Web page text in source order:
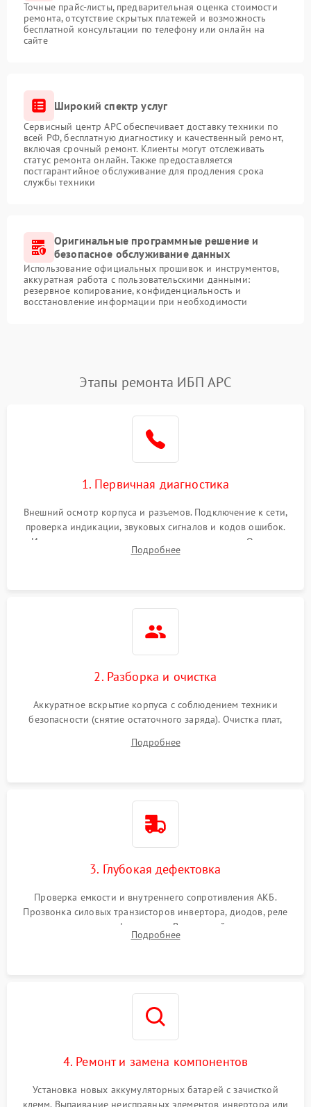
Точные прайс-листы, предварительная оценка стоимости
ремонта, отсутствие скрытых платежей и возможность
бесплатной консультации по телефону или онлайн на
сайте
Широкий спектр услуг
Сервисный центр APC обеспечивает доставку техники по
всей РФ, бесплатную диагностику и качественный ремонт,
включая срочный ремонт. Клиенты могут отслеживать
статус ремонта онлайн. Также предоставляется
постгарантийное обслуживание для продления срока
службы техники
Оригинальные программные решение и
безопасное обслуживание данных
Использование официальных прошивок и инструментов,
аккуратная работа с пользовательскими данными:
резервное копирование, конфиденциальность и
восстановление информации при необходимости
Этапы ремонта ИБП APC
1. Первичная диагностика
Внешний осмотр корпуса и разъемов. Подключение к сети,
проверка индикации, звуковых сигналов и кодов ошибок.
Измерение входного и выходного напряжения. Оценка
реакции ИБП на отключение основного питания без
Подробнее
2. Разборка и очистка
Аккуратное вскрытие корпуса с соблюдением техники
безопасности (снятие остаточного заряда). Очистка плат,
и кистей для предотвращения перегрева и замыканий.
Подробнее
3. Глубокая дефектовка
Проверка емкости и внутреннего сопротивления АКБ.
Прозвонка силовых транзисторов инвертора, диодов, реле
переключения и трансформатора. Визуальный поиск вздутых
конденсаторов и прогаров на печатной плате.
Подробнее
4. Ремонт и замена компонентов
Установка новых аккумуляторных батарей с зачисткой
клемм. Выпаивание неисправных элементов инвертора или